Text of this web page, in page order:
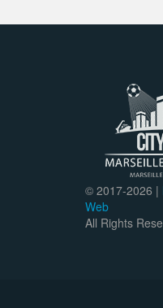
© 2017-2026 |
Web
All Rights